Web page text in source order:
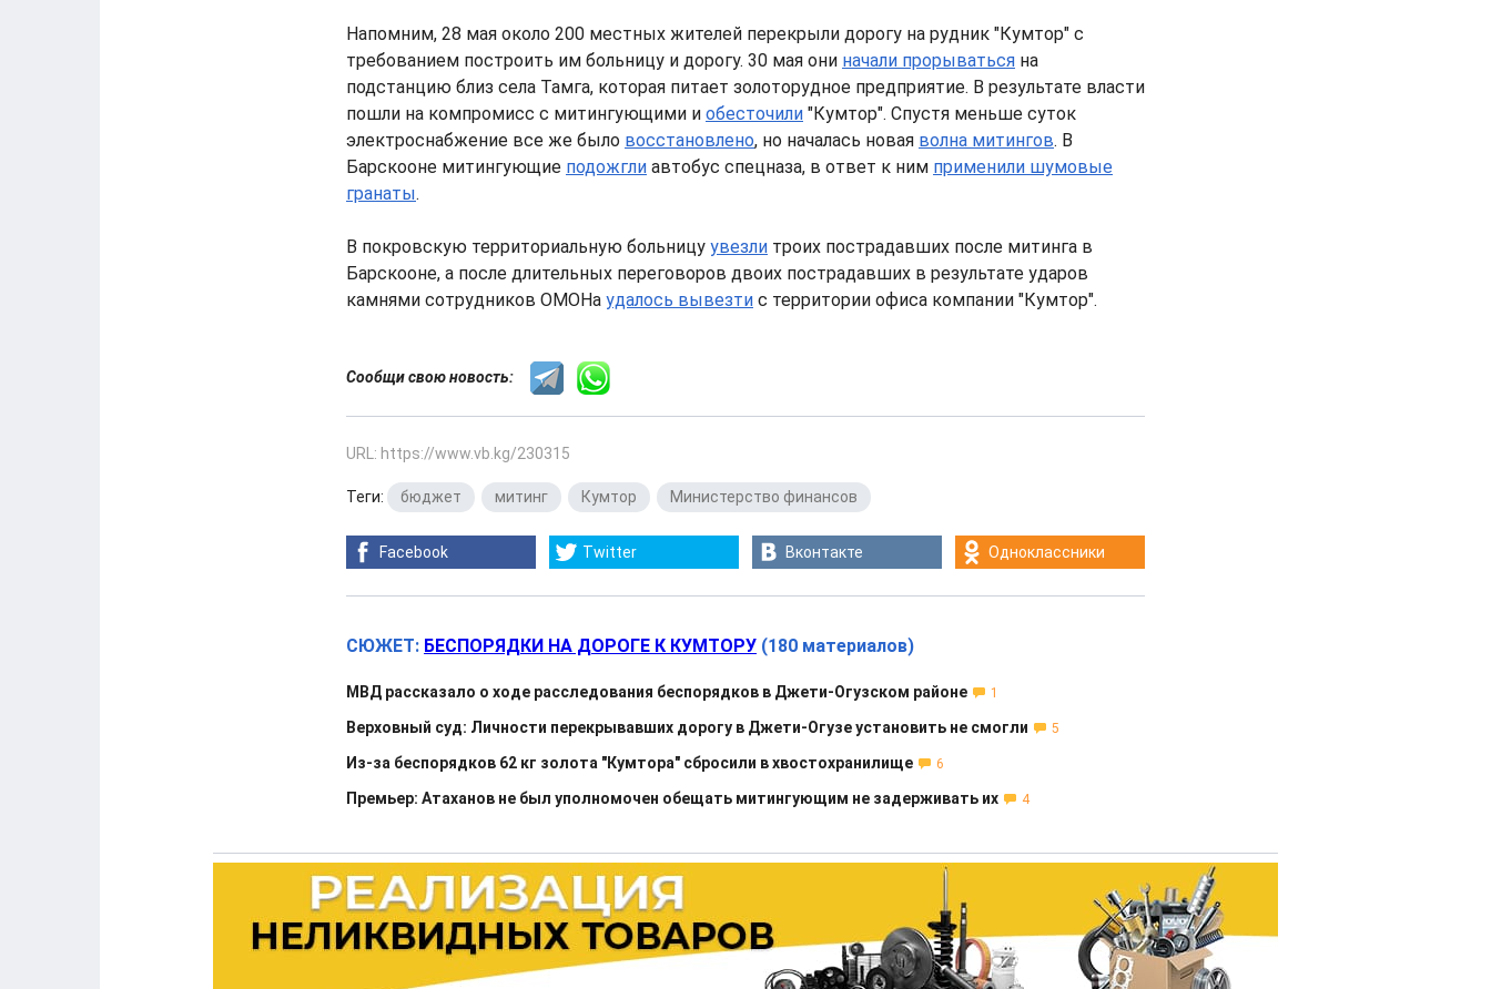
Напомним, 28 мая около 200 местных жителей перекрыли дорогу на рудник "Кумтор" с
требованием построить им больницу и дорогу. 30 мая они начали прорываться на
подстанцию близ села Тамга, которая питает золоторудное предприятие. В результате власти
пошли на компромисс с митингующими и обесточили "Кумтор". Спустя меньше суток
электроснабжение все же было восстановлено, но началась новая волна митингов. В
Барскооне митингующие подожгли автобус спецназа, в ответ к ним применили шумовые
гранаты.
В покровскую территориальную больницу увезли троих пострадавших после митинга в
Барскооне, а после длительных переговоров двоих пострадавших в результате ударов
камнями сотрудников ОМОНа удалось вывезти с территории офиса компании "Кумтор".
Сообщи свою новость:
URL: https://www.vb.kg/230315
Теги: бюджет митинг Кумтор Министерство финансов
Facebook Twitter Вконтакте Одноклассники
СЮЖЕТ: БЕСПОРЯДКИ НА ДОРОГЕ К КУМТОРУ (180 материалов)
МВД рассказало о ходе расследования беспорядков в Джети-Огузском районе 1
Верховный суд: Личности перекрывавших дорогу в Джети-Огузе установить не смогли 5
Из-за беспорядков 62 кг золота "Кумтора" сбросили в хвостохранилище 6
Премьер: Атаханов не был уполномочен обещать митингующим не задерживать их 4